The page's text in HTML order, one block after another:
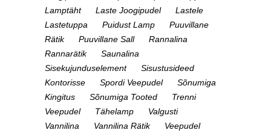
Lamptäht
Laste Joogipudel
Lastele
Lastetuppa
Puidust Lamp
Puuvillane
Rätik
Puuvillane Sall
Rannalina
Rannarätik
Saunalina
Sisekujunduselement
Sisustusideed
Kontorisse
Spordi Veepudel
Sõnumiga
Kingitus
Sõnumiga Tooted
Trenni
Veepudel
Tähelamp
Valgusti
Vannilina
Vannilina Rätik
Veepudel